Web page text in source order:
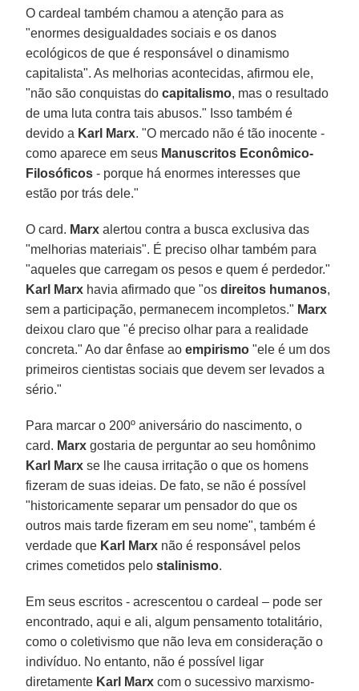
O cardeal também chamou a atenção para as
"enormes desigualdades sociais e os danos
ecológicos de que é responsável o dinamismo
capitalista". As melhorias acontecidas, afirmou ele,
"não são conquistas docapitalismo, mas o resultado
de uma luta contra tais abusos." Isso também é
devido a Karl Marx. "O mercado não é tão inocente -
como aparece em seus Manuscritos Econômico-
Filosóficos - porque há enormes interesses que
estão por trás dele."
O card. Marx alertou contra a busca exclusiva das
"melhorias materiais". É preciso olhar também para
"aqueles que carregam os pesos e quem é perdedor."
Karl Marx havia afirmado que "osdireitos humanos,
sem a participação, permanecem incompletos." Marx
deixou claro que "é preciso olhar para a realidade
concreta." Ao dar ênfase aoempirismo "ele é um dos
primeiros cientistas sociais que devem ser levados a
sério."
Para marcar o 200º aniversário do nascimento, o
card. Marx gostaria de perguntar ao seu homônimo
Karl Marx se lhe causa irritação o que os homens
fizeram de suas ideias. De fato, se não é possível
"historicamente separar um pensador do que os
outros mais tarde fizeram em seu nome", também é
verdade que Karl Marx não é responsável pelos
crimes cometidos pelostalinismo.
Em seus escritos - acrescentou o cardeal – pode ser
encontrado, aqui e ali, algum pensamento totalitário,
como o coletivismo que não leva em consideração o
indivíduo. No entanto, não é possível ligar
diretamente Karl Marx com o sucessivo marxismo-